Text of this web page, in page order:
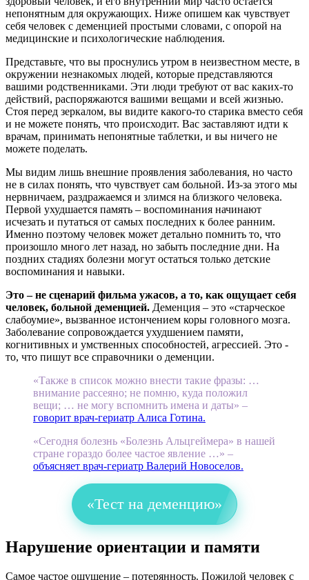
непонятным для окружающих. Ниже опишем как чувствует
себя человек с деменцией простыми словами, с опорой на
медицинские и психологические наблюдения.
Представьте, что вы проснулись утром в неизвестном месте, в
окружении незнакомых людей, которые представляются
вашими родственниками. Эти люди требуют от вас каких-то
действий, распоряжаются вашими вещами и всей жизнью.
Стоя перед зеркалом, вы видите какого-то старика вместо себя
и не можете понять, что происходит. Вас заставляют идти к
врачам, принимать непонятные таблетки, и вы ничего не
можете поделать.
Мы видим лишь внешние проявления заболевания, но часто
не в силах понять, что чувствует сам больной. Из-за этого мы
нервничаем, раздражаемся и злимся на близкого человека.
Первой ухудшается память – воспоминания начинают
исчезать и путаться от самых последних к более ранним.
Именно поэтому человек может детально помнить то, что
произошло много лет назад, но забыть последние дни. На
поздних стадиях болезни могут остаться только детские
воспоминания и навыки.
Это – не сценарий фильма ужасов, а то, как ощущает себя
человек, больной деменцией. Деменция – это «старческое
слабоумие», вызванное истончением коры головного мозга.
Заболевание сопровождается ухудшением памяти,
когнитивных и умственных способностей, агрессией. Это -
то, что пишут все справочники о деменции.
«Также в список можно внести такие фразы: …
внимание рассеяно; не помню, куда положил
вещи; … не могу вспомнить имена и даты» –
говорит врач-гериатр Алиса Готина.
«Сегодня болезнь «Болезнь Альцгеймера» в нашей
стране гораздо более частое явление …» –
объясняет врач-гериатр Валерий Новоселов.
«Тест на деменцию»
Нарушение ориентации и памяти
Самое частое ощущение – потерянность. Пожилой человек с